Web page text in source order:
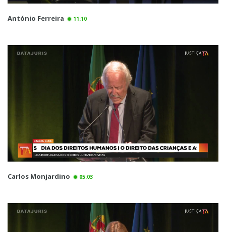
António Ferreira 11:10
Carlos Monjardino 05:03